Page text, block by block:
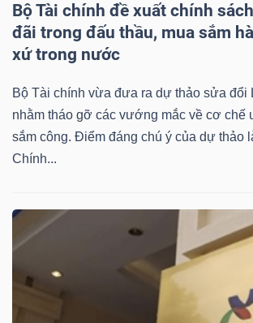
Bộ Tài chính đề xuất chính
đãi trong đấu thầu, mua sắm
xứ trong nước
Bộ Tài chính vừa đưa ra dự thảo sửa đổi
nhằm tháo gỡ các vướng mắc về cơ chế
sắm công. Điểm đáng chú ý của dự thảo
Chính...
Sách
tài
tư